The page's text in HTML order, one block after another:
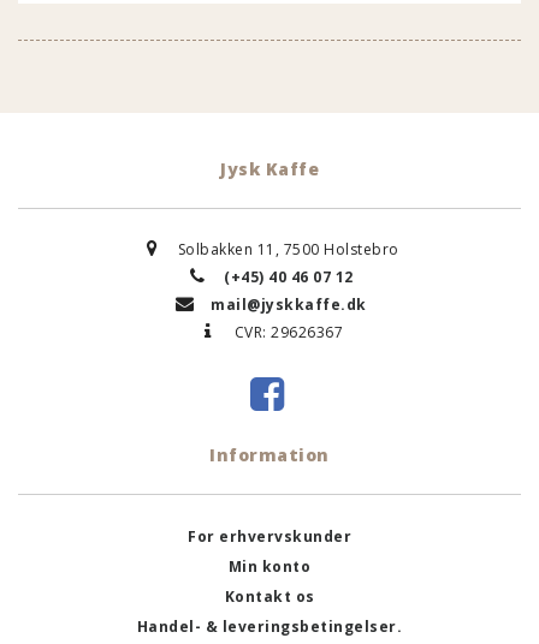
Jysk Kaffe
Solbakken 11, 7500 Holstebro
(+45) 40 46 07 12
mail@jyskkaffe.dk
CVR: 29626367
Information
For erhvervskunder
Min konto
Kontakt os
Handel- & leveringsbetingelser.